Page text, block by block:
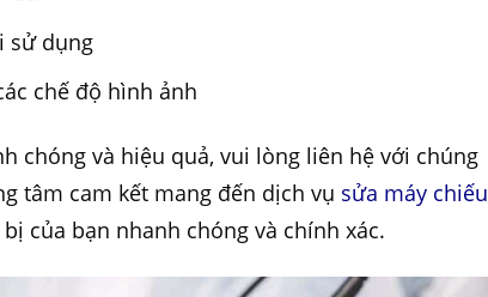
sử dụng
chế độ hình ảnh
chóng và hiệu quả, vui lòng liên hệ với chúng
tâm cam kết mang đến dịch vụ sửa máy chiếu
của bạn nhanh chóng và chính xác.